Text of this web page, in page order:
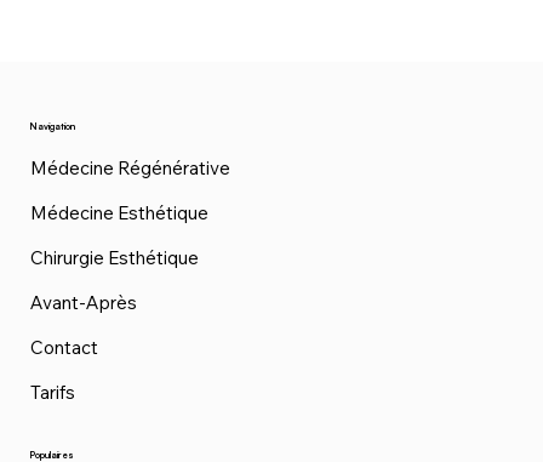
Navigation
Médecine Régénérative
Médecine Esthétique
Chirurgie Esthétique
Avant-Après
Contact
Tarifs
Populaires